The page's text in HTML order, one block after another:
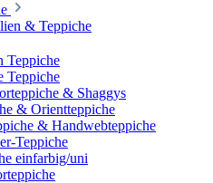
& Teppiche
Teppiche
Teppiche
& Shaggys
& Orientteppiche
& Handwebteppiche
Teppiche
einfarbig/uni